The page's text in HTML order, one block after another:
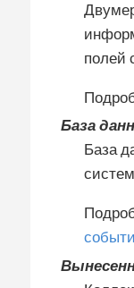
полей
База
База